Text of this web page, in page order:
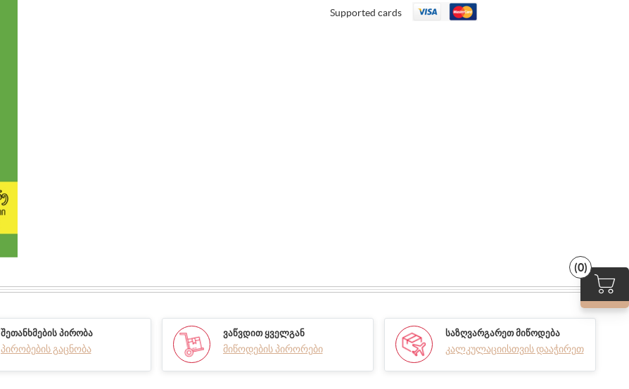
(0)
Supported cards
ᲨᲔᲗᲐᲜᲮᲛᲔᲑᲘᲡ ᲞᲘᲠᲝᲑᲐ
პირობების გაცნობა
ᲕᲐᲬᲕᲓᲘᲗ ᲧᲕᲔᲚᲒᲐᲜ
მიწოდების პირორები
ᲡᲐᲖᲦᲕᲐᲠᲒᲐᲠᲔᲗ ᲛᲘᲬᲝᲓᲔᲑᲐ
კალკულაციისთვის დააჭირეთ